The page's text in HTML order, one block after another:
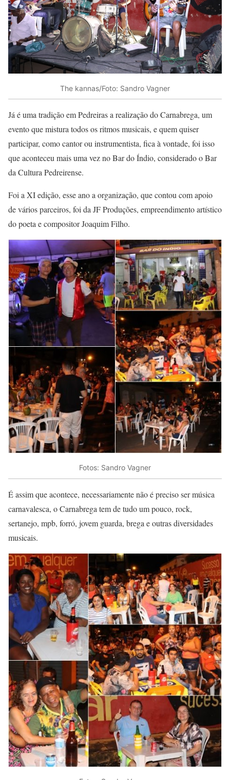
The kannas/Foto: Sandro Vagner
Já é uma tradição em Pedreiras a realização do Carnabrega, um
evento que mistura todos os ritmos musicais, e quem quiser
participar, como cantor ou instrumentista, fica à vontade, foi isso
que aconteceu mais uma vez no Bar do Índio, considerado o Bar
da Cultura Pedreirense.
Foi a XI edição, esse ano a organização, que contou com apoio
de vários parceiros, foi da JF Produções, empreendimento artístico
do poeta e compositor Joaquim Filho.
Fotos: Sandro Vagner
É assim que acontece, necessariamente não é preciso ser música
carnavalesca, o Carnabrega tem de tudo um pouco, rock,
sertanejo, mpb, forró, jovem guarda, brega e outras diversidades
musicais.